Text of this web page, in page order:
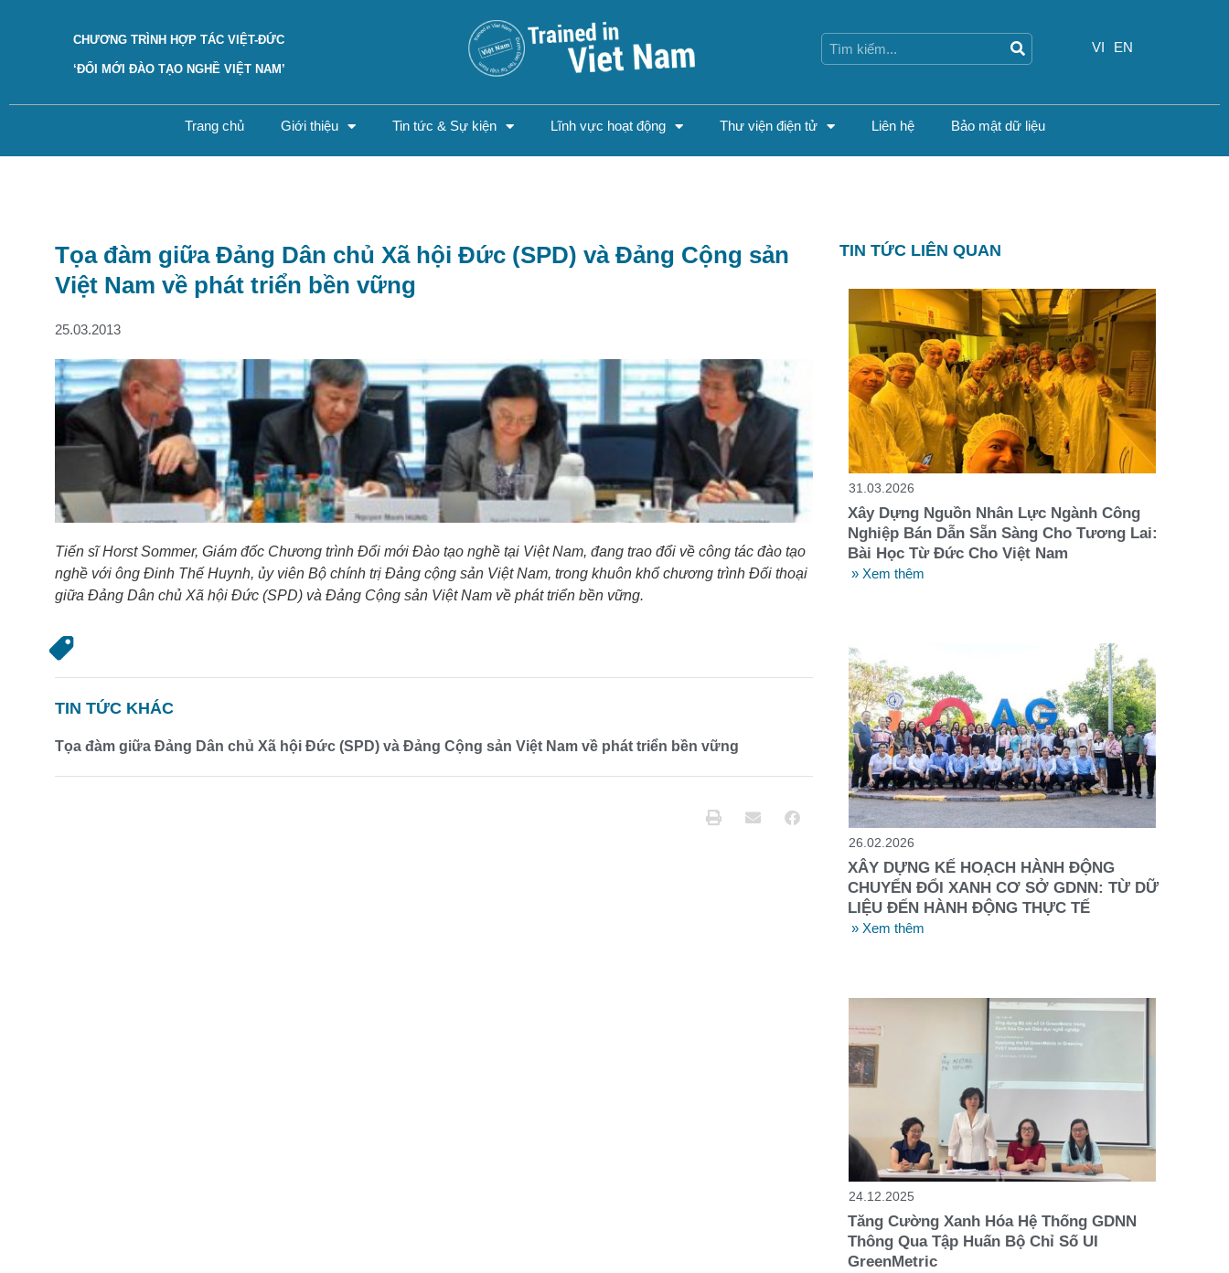
CHƯƠNG TRÌNH HỢP TÁC VIỆT-ĐỨC
‘ĐỔI MỚI ĐÀO TẠO NGHỀ VIỆT NAM’
VI
EN
Trang chủ Giới thiệu Tin tức & Sự kiện Lĩnh vực hoạt động Thư viện điện tử Liên hệ Bảo mật dữ liệu
Tọa đàm giữa Đảng Dân chủ Xã hội Đức (SPD) và Đảng Cộng sản
Việt Nam về phát triển bền vững
25.03.2013
Tiến sĩ Horst Sommer, Giám đốc Chương trình Đổi mới Đào tạo nghề tại Việt Nam, đang trao đổi về công tác đào tạo
nghề với ông Đinh Thế Huynh, ủy viên Bộ chính trị Đảng cộng sản Việt Nam, trong khuôn khổ chương trình Đối thoại
giữa Đảng Dân chủ Xã hội Đức (SPD) và Đảng Cộng sản Việt Nam về phát triển bền vững.
TIN TỨC KHÁC
Tọa đàm giữa Đảng Dân chủ Xã hội Đức (SPD) và Đảng Cộng sản Việt Nam về phát triển bền vững
TIN TỨC LIÊN QUAN
31.03.2026
Xây Dựng Nguồn Nhân Lực Ngành Công
Nghiệp Bán Dẫn Sẵn Sàng Cho Tương Lai:
Bài Học Từ Đức Cho Việt Nam
» Xem thêm
26.02.2026
XÂY DỰNG KẾ HOẠCH HÀNH ĐỘNG
CHUYỂN ĐỔI XANH CƠ SỞ GDNN: TỪ DỮ
LIỆU ĐẾN HÀNH ĐỘNG THỰC TẾ
» Xem thêm
24.12.2025
Tăng Cường Xanh Hóa Hệ Thống GDNN
Thông Qua Tập Huấn Bộ Chỉ Số UI
GreenMetric